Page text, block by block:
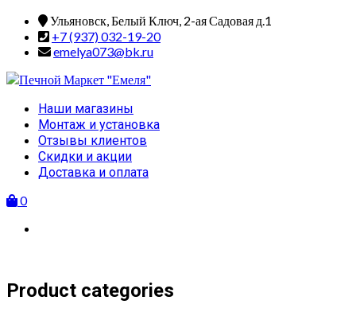
Skip
content
Ульяновск, Белый Ключ, 2-ая Садовая д.1
+7 (937) 032-19-20
emelya073@bk.ru
Primary
Menu
Наши магазины
Монтаж и установка
Отзывы клиентов
Скидки и акции
Доставка и оплата
0
Product categories